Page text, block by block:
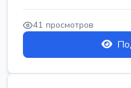
...
41 просмотров